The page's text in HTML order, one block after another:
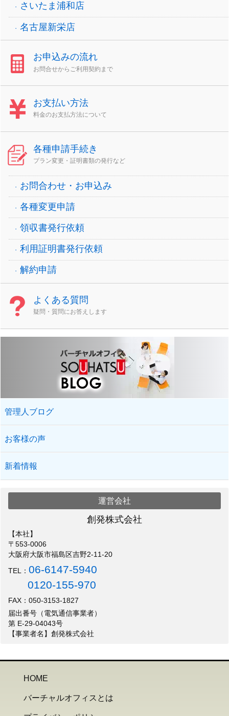
さいたま浦和店
名古屋新栄店
お申込みの流れ
お問合せからご利用契約まで
お支払い方法
料金のお支払方法について
各種申請手続き
プラン変更・証明書類の発行など
お問合わせ・お申込み
各種変更申請
領収書発行依頼
利用証明書発行依頼
解約申請
よくある質問
疑問・質問にお答えします
管理人ブログ
お客様の声
新着情報
運営会社
創発株式会社
【本社】
〒553-0006
大阪府大阪市福島区吉野2-11-20
TEL：06-6147-5940
0120-155-970
FAX：050-3153-1827
届出番号（電気通信事業者）
第 E-29-04043号
【事業者名】創発株式会社
HOME
バーチャルオフィスとは